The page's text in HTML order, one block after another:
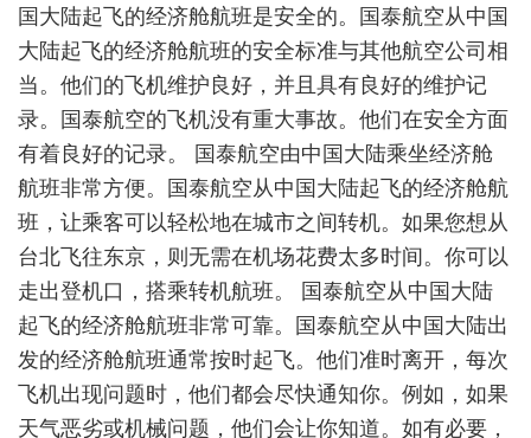
国大陆起飞的经济舱航班是安全的。国泰航空从中国
大陆起飞的经济舱航班的安全标准与其他航空公司相
当。他们的飞机维护良好，并且具有良好的维护记
录。国泰航空的飞机没有重大事故。他们在安全方面
有着良好的记录。 国泰航空由中国大陆乘坐经济舱
航班非常方便。国泰航空从中国大陆起飞的经济舱航
班，让乘客可以轻松地在城市之间转机。如果您想从
台北飞往东京，则无需在机场花费太多时间。你可以
走出登机口，搭乘转机航班。 国泰航空从中国大陆
起飞的经济舱航班非常可靠。国泰航空从中国大陆出
发的经济舱航班通常按时起飞。他们准时离开，每次
飞机出现问题时，他们都会尽快通知你。例如，如果
天气恶劣或机械问题，他们会让你知道。如有必要，